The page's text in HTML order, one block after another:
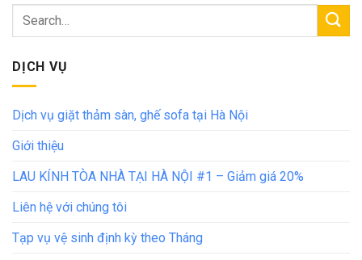
DỊCH VỤ
Dịch vụ giặt thảm sàn, ghế sofa tại Hà Nội
Giới thiệu
LAU KÍNH TÒA NHÀ TẠI HÀ NỘI #1 – Giảm giá 20%
Liên hệ với chúng tôi
Tạp vụ vệ sinh định kỳ theo Tháng